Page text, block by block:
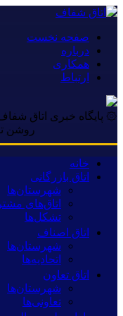
صفحه نخست
درباره
همکاری
ارتباط
۞ پایگاه خبری اتاق
روشن تر از
خانه
اتاق بازرگانی
شهرستان‌ها
اتاق‌های
تشکل‌ها
اتاق اصناف
شهرستان‌ها
اتحادیه‌ها
اتاق تعاون
شهرستان‌ها
تعاونی‌ها